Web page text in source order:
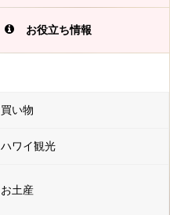
お役立ち情報
買い物
ハワイ観光
お土産